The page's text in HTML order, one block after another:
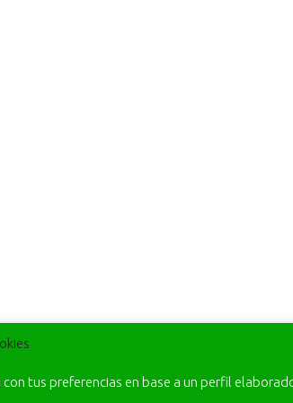
tus preferencias en base a un perfil